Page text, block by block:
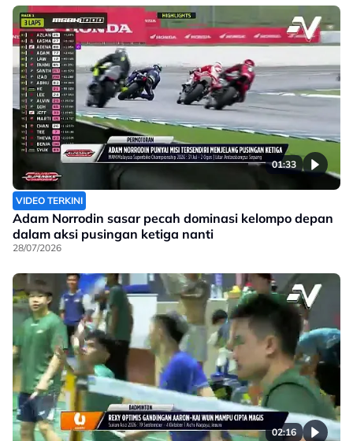
01:33
VIDEO TERKINI
Adam Norrodin sasar pecah dominasi kelompo depan
dalam aksi pusingan ketiga nanti
28/07/2026
02:16